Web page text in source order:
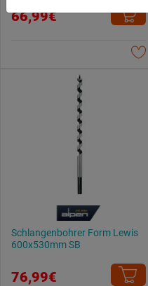
66,99€
Schlangenbohrer Form Lewis
600x530mm SB
76,99€
du zulassen möchtest
Weitere Informationen
Datenschutzerklärung.